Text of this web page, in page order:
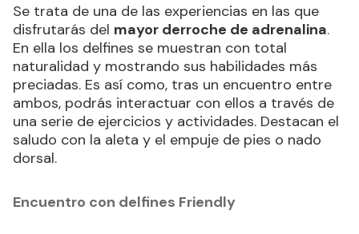
Se trata de una de las experiencias en las que
disfrutarás del mayor derroche de adrenalina.
En ella los delfines se muestran con total
naturalidad y mostrando sus habilidades más
preciadas. Es así como, tras un encuentro entre
ambos, podrás interactuar con ellos a través de
una serie de ejercicios y actividades. Destacan el
saludo con la aleta y el empuje de pies o nado
dorsal.
Encuentro con delfines Friendly